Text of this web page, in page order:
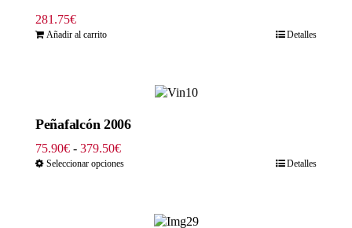
281.75€
Añadir al carrito Detalles
Peñafalcón 2006
75.90€ - 379.50€Rango
de
Seleccionar opciones Detalles